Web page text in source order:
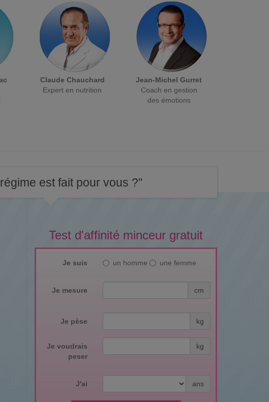
Claude Chauchard
Expert en nutrition
Jean-Michel Gurret
Coach en gestion
des émotions
est fait pour vous ?"
Test d'affinité minceur gratuit
Je suis un homme une femme
Je mesure cm
Je pèse kg
Je voudrais
peser
kg
J'ai ans